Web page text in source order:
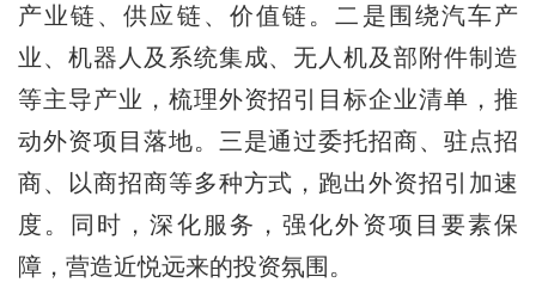
产业链、供应链、价值链。二是围绕汽车产
业、机器人及系统集成、无人机及部附件制造
等主导产业，梳理外资招引目标企业清单，推
动外资项目落地。三是通过委托招商、驻点招
商、以商招商等多种方式，跑出外资招引加速
度。同时，深化服务，强化外资项目要素保
障，营造近悦远来的投资氛围。